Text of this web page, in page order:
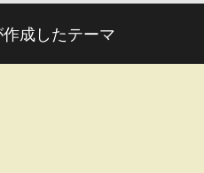
作成したテーマ